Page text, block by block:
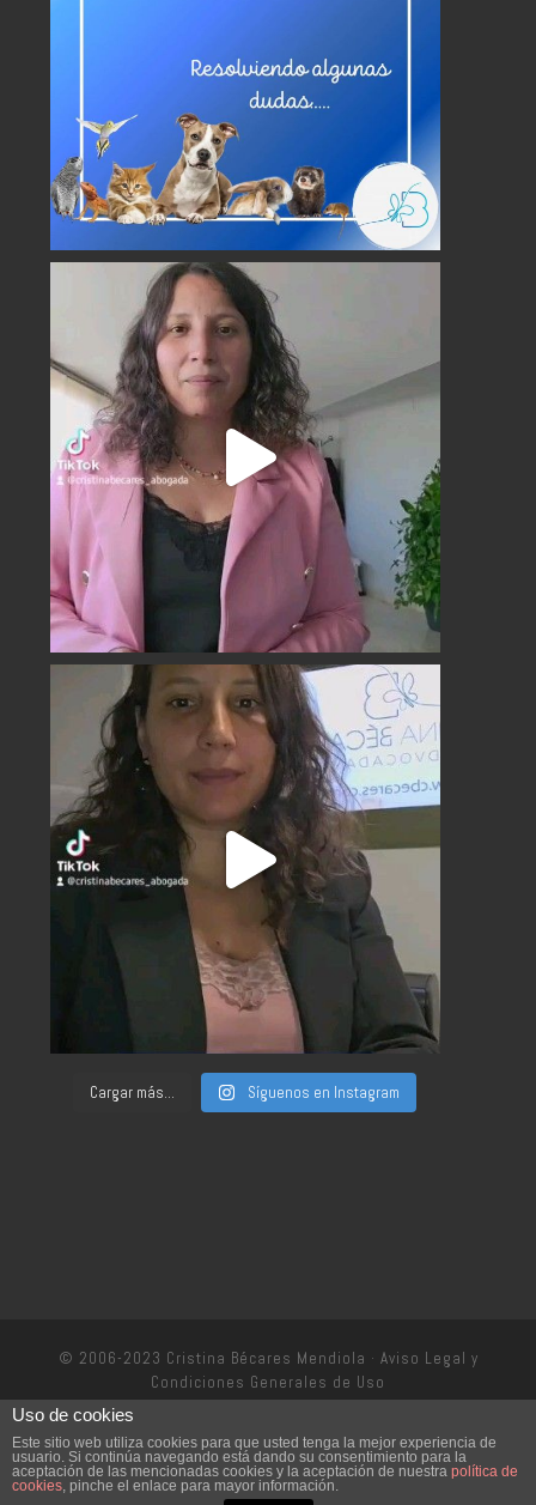
Cargar más... Síguenos en Instagram
© 2006-2023 Cristina Bécares Mendiola · Aviso Legal y
Condiciones Generales de Uso
Uso de cookies
Este sitio web utiliza cookies para que usted tenga la mejor experiencia de
usuario. Si continúa navegando está dando su consentimiento para la
aceptación de las mencionadas cookies y la aceptación de nuestra política de
cookies, pinche el enlace para mayor información.